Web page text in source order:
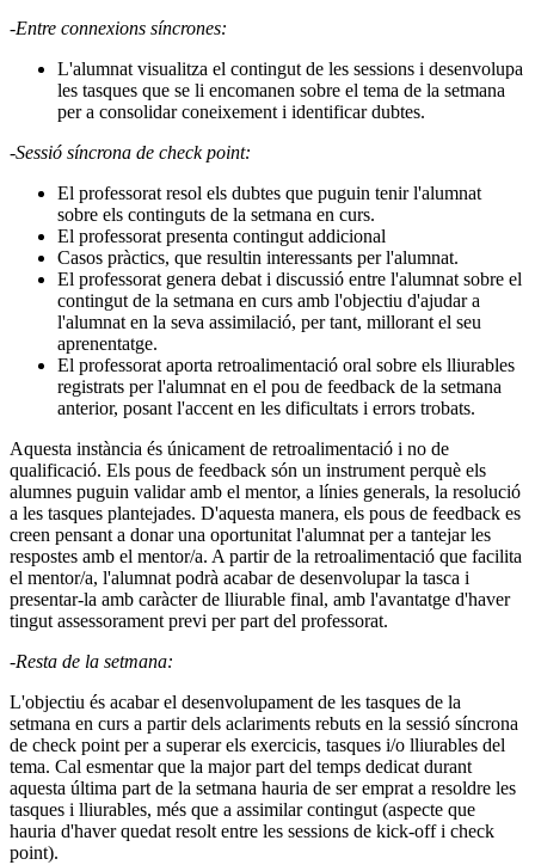
-Entre connexions síncrones:
L'alumnat visualitza el contingut de les sessions i desenvolupa
les tasques que se li encomanen sobre el tema de la setmana
per a consolidar coneixement i identificar dubtes.
-Sessió síncrona de check point:
El professorat resol els dubtes que puguin tenir l'alumnat
sobre els continguts de la setmana en curs.
El professorat presenta contingut addicional
Casos pràctics, que resultin interessants per l'alumnat.
El professorat genera debat i discussió entre l'alumnat sobre el
contingut de la setmana en curs amb l'objectiu d'ajudar a
l'alumnat en la seva assimilació, per tant, millorant el seu
aprenentatge.
El professorat aporta retroalimentació oral sobre els lliurables
registrats per l'alumnat en el pou de feedback de la setmana
anterior, posant l'accent en les dificultats i errors trobats.
Aquesta instància és únicament de retroalimentació i no de
qualificació. Els pous de feedback són un instrument perquè els
alumnes puguin validar amb el mentor, a línies generals, la resolució
a les tasques plantejades. D'aquesta manera, els pous de feedback es
creen pensant a donar una oportunitat l'alumnat per a tantejar les
respostes amb el mentor/a. A partir de la retroalimentació que facilita
el mentor/a, l'alumnat podrà acabar de desenvolupar la tasca i
presentar-la amb caràcter de lliurable final, amb l'avantatge d'haver
tingut assessorament previ per part del professorat.
-Resta de la setmana:
L'objectiu és acabar el desenvolupament de les tasques de la
setmana en curs a partir dels aclariments rebuts en la sessió síncrona
de check point per a superar els exercicis, tasques i/o lliurables del
tema. Cal esmentar que la major part del temps dedicat durant
aquesta última part de la setmana hauria de ser emprat a resoldre les
tasques i lliurables, més que a assimilar contingut (aspecte que
hauria d'haver quedat resolt entre les sessions de kick-off i check
point).